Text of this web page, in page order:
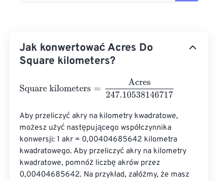
Jak konwertować Acres Do
Square kilometers?
Square kilometers 247.10538146717
Aby przeliczyć akry na kilometry kwadratowe,
możesz użyć następującego współczynnika
konwersji: 1 akr = 0,00404685642 kilometra
kwadratowego. Aby przeliczyć akry na kilometry
kwadratowe, pomnóż liczbę akrów przez
0,00404685642. Na przykład, załóżmy, że masz